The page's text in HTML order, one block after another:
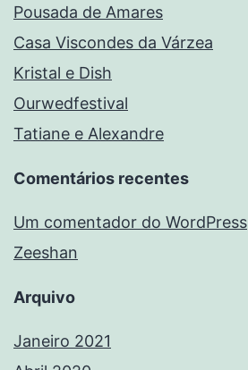
Pousada de Amares
Casa Viscondes da Várzea
Kristal e Dish
Ourwedfestival
Tatiane e Alexandre
Comentários recentes
Um comentador do WordPress
Zeeshan
Arquivo
Janeiro 2021